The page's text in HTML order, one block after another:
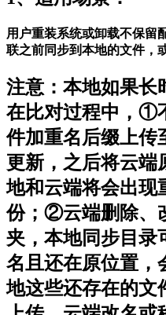
用户重装系统或卸载不保留
联之前同步到本地的文件，
注意：本地如果长
在比对过程中，①
件加重名后缀上传
更新，之后将云端
地和云端将会出现
份；②云端删除、
夹，本地同步目录
名且还在原位置，
地这些还存在的文